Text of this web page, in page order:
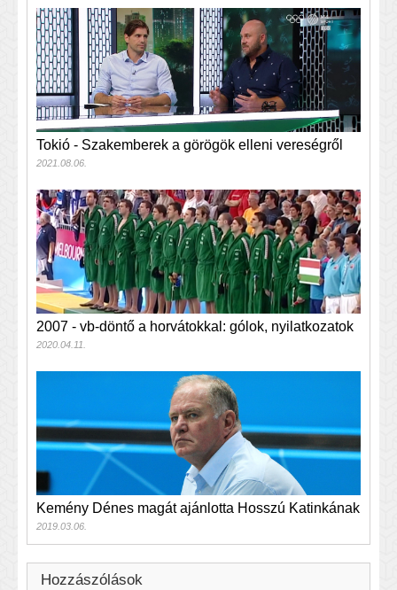
Tokió - Szakemberek a görögök elleni vereségről
2021.08.06.
2007 - vb-döntő a horvátokkal: gólok, nyilatkozatok
2020.04.11.
Kemény Dénes magát ajánlotta Hosszú Katinkának
2019.03.06.
Hozzászólások